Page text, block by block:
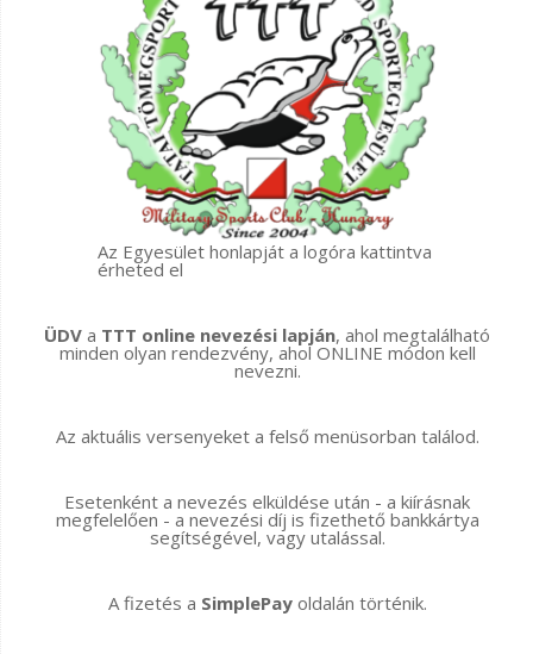
Az Egyesület honlapját a logóra kattintva
érheted el
ÜDV a TTT online nevezési lapján, ahol megtalálható
minden olyan rendezvény, ahol ONLINE módon kell
nevezni.
Az aktuális versenyeket a felső menüsorban találod.
Esetenként a nevezés elküldése után - a kiírásnak
megfelelően - a nevezési díj is fizethető bankkártya
segítségével, vagy utalással.
A fizetés a SimplePayoldalán történik.